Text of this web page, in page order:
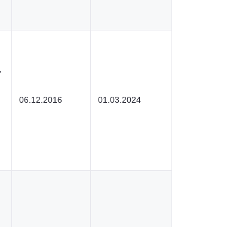
06.12.2016 01.03.2024